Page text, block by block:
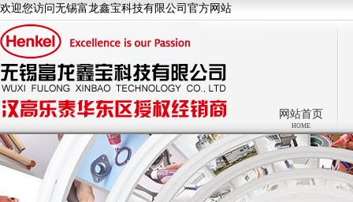
欢迎您访问无锡富龙鑫宝科技有限公司官方网站
网站首页
HOME